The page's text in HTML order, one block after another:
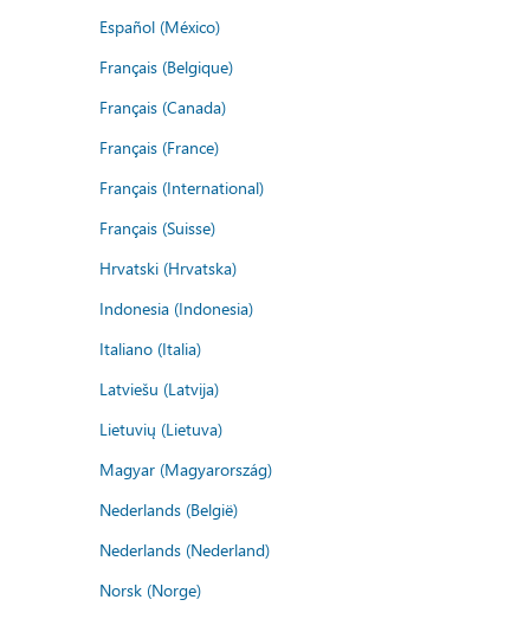
Español (México)
Français (Belgique)
Français (Canada)
Français (France)
Français (International)
Français (Suisse)
Hrvatski (Hrvatska)
Indonesia (Indonesia)
Italiano (Italia)
Latviešu (Latvija)
Lietuvių (Lietuva)
Magyar (Magyarország)
Nederlands (België)
Nederlands (Nederland)
Norsk (Norge)